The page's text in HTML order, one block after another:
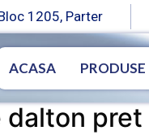
1205, Parter
ACASA PRODUSE
dalton pret